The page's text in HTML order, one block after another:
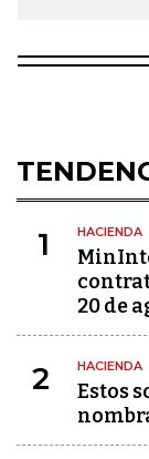
1 HACIENDA
20 de
2 HACIENDA
Estos